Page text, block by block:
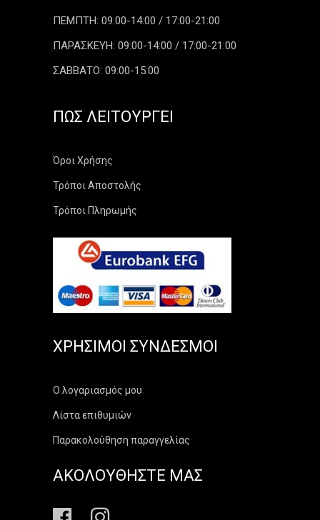
ΠΕΜΠΤΗ: 09:00-14:00 / 17:00-21:00
ΠΑΡΑΣΚΕΥΗ: 09:00-14:00 / 17:00-21:00
ΣΑΒΒΑΤΟ: 09:00-15:00
ΠΏΣ ΛΕΙΤΟΥΡΓΕΊ
Όροι Χρήσης
Τρόποι Αποστολής
Τρόποι Πληρωμής
ΧΡΉΣΙΜΟΙ ΣΎΝΔΕΣΜΟΙ
Ο λογαριασμός μου
Λίστα επιθυμιών
Παρακολούθηση παραγγελίας
ΑΚΟΛΟΥΘΗΣΤΕ ΜΑΣ